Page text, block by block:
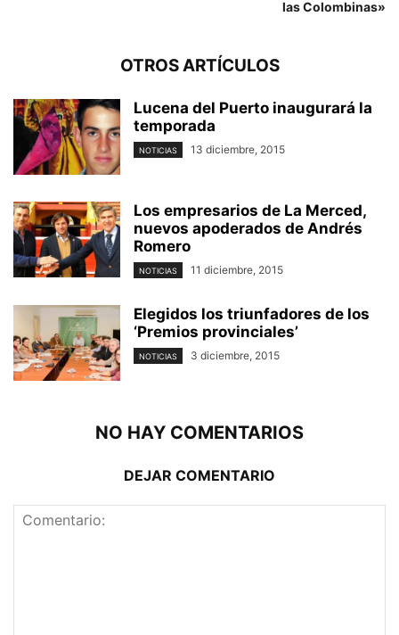
las Colombinas»
OTROS ARTÍCULOS
Lucena del Puerto inaugurará la
temporada
NOTICIAS 13 diciembre, 2015
Los empresarios de La Merced,
nuevos apoderados de Andrés
Romero
NOTICIAS 11 diciembre, 2015
Elegidos los triunfadores de los
‘Premios provinciales’
NOTICIAS 3 diciembre, 2015
NO HAY COMENTARIOS
DEJAR COMENTARIO